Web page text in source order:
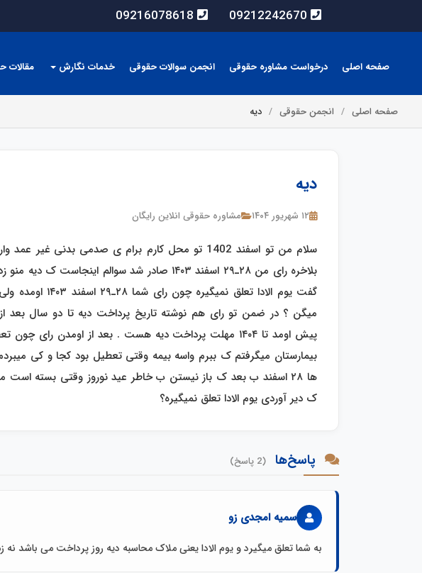
09212242670
09216078618
صفحه اصلی درخواست مشاوره حقوقی انجمن سوالات حقوقی خدمات نگارش مقالات
صفحه اصلی انجمن حقوقی دیه
دیه
۱۲ شهریور ۱۴۰۴ مشاوره حقوقی انلاین رایگان
سلام من تو اسفند 1402 تو محل کارم برام ی صدمی بدنی
بلاخره رای من ۲۸ـ۲۹ اسفند ۱۴۰۳ صادر شد سوالم
پیش اومد تا ۱۴۰۴ مهلت پرداخت دیه هست . بعد از اومدن رای
بیمارستان میگرفتم ک ببرم واسه بیمه وقتی تعطیل بود کجا و کی
ها ۲۸ اسفند ب بعد ک باز نیستن ب خاطر عید نوروز وقتی بسته است
ک دیر آوردی یوم الادا تعلق نمیگیره؟
پاسخ‌ها (2 پاسخ)
سمیه امجدی زو
به شما تعلق میگیرد و یوم الادا یعنی ملاک محاسبه دیه روز پرداخت می باشد نه